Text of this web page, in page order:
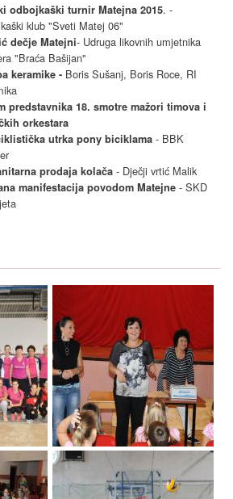
odbojkaški turnir Matejna 2015. -
klub "Sveti Matej 06"
dečje Matejni- Udruga likovnih umjetnika
"Braća Bašijan"
keramike - Boris Sušanj, Boris Roce, RI
predstavnika 18. smotre mažori timova i
orkestara
utrka pony biciklama - BBK
prodaja kolača - Dječji vrtić Malik
manifestacija povodom Matejne - SKD